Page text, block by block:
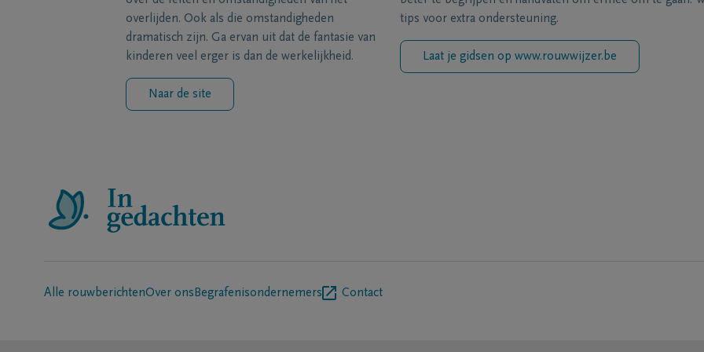
overlijden. Ook als die omstandigheden
dramatisch zijn. Ga ervan uit dat de fantasie van
kinderen veel erger is dan de werkelijkheid.
Naar de site
tips voor extra ondersteuning.
Laat je gidsen op www.rouwwijzer.be
Alle rouwberichtenOver ons Begrafenisondernemers Contact